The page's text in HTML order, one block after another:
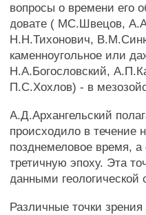
вопросы о времени его
довате ( МС.Швецов,
Н.Н.Тихонович,
каменноугольное или
Н.А.Богословский,
П.С.Хохлов) - в
A.Д.Архангельский
происходило в течение
позднемеловое время,
третичную эпоху. Эта
данными геологической
Различные точки